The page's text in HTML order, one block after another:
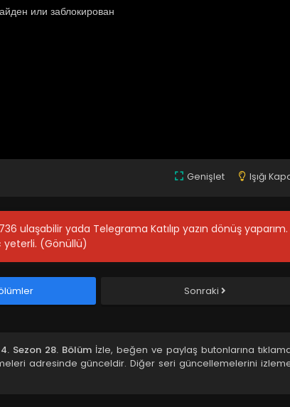
Genişlet Işığı
ulaşabilir yada Telegrama Katılıp yazın dönüş yaparım.
yeterli. (Gönüllü)
Sonraki
Sezon 28. Bölüm İzle, beğen ve paylaş butonlarına
adresinde günceldir. Diğer seri güncellemelerini